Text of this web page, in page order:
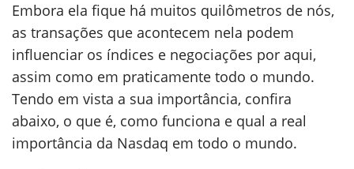
Embora ela fique há muitos quilômetros de nós,
as transações que acontecem nela podem
influenciar os índices e negociações por aqui,
assim como em praticamente todo o mundo.
Tendo em vista a sua importância, confira
abaixo, o que é, como funciona e qual a real
importância da Nasdaq em todo o mundo.